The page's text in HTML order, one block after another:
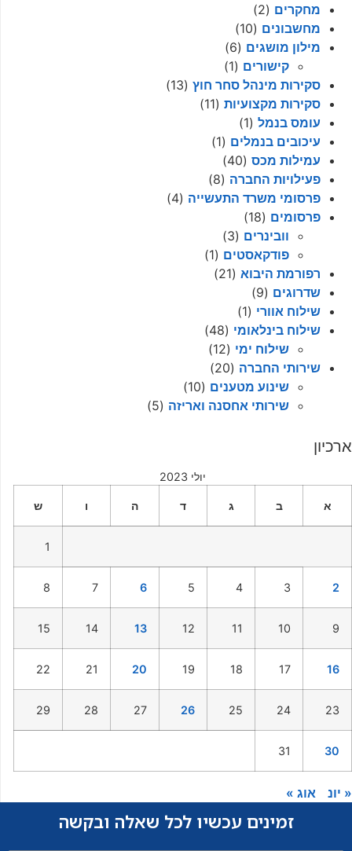
מחקרים (2)
מחשבונים (10)
מילון מושגים (6)
קישורים (1)
סקירות מינהל סחר חוץ (13)
סקירות מקצועיות (11)
עומס בנמל (1)
עיכובים בנמלים (1)
עמילות מכס (40)
פעילויות החברה (8)
פרסומי משרד התעשייה (4)
פרסומים (18)
וובינרים (3)
פודקאסטים (1)
רפורמת היבוא (21)
שדרוגים (9)
שילוח אוורי (1)
שילוח בינלאומי (48)
שילוח ימי (12)
שירותי החברה (20)
שינוע מטענים (10)
שירותי אחסנה ואריזה (5)
ארכיון
יולי 2023
א ב ג ד ה ו ש
1
2
3
4
5
6
7
8
9
10
11
12
13
14
15
16
17
18
19
20
21
22
23
24
25
26
27
28
29
30
31
« יונ אוג »
זמינים עכשיו לכל שאלה ובקשה